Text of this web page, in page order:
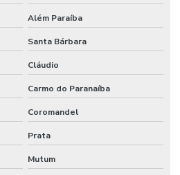
Além Paraíba
Santa Bárbara
Cláudio
Carmo do Paranaíba
Coromandel
Prata
Mutum